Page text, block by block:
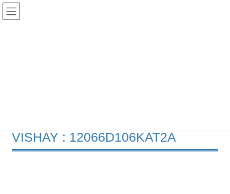
コ
ン
ナ
ビ
VISHAY : 12066D106KAT2A